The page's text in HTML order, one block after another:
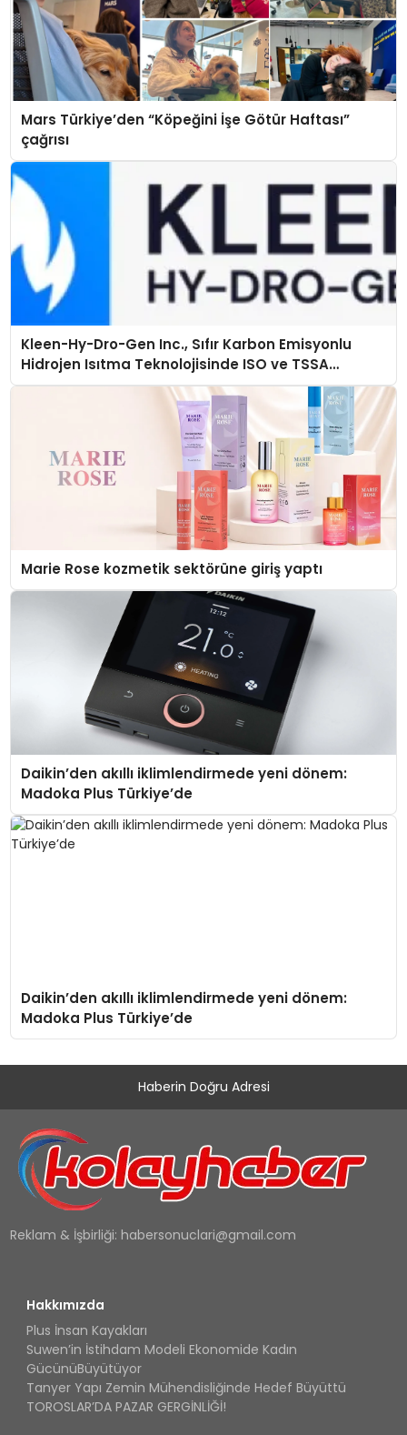
Mars Türkiye’den “Köpeğini İşe Götür Haftası”
çağrısı
Kleen-Hy-Dro-Gen Inc., Sıfır Karbon Emisyonlu
Hidrojen Isıtma Teknolojisinde ISO ve TSSA
Düzenleyici Onaylarını Aldı
Marie Rose kozmetik sektörüne giriş yaptı
Daikin’den akıllı iklimlendirmede yeni dönem:
Madoka Plus Türkiye’de
Daikin’den akıllı iklimlendirmede yeni dönem:
Madoka Plus Türkiye’de
Haberin Doğru Adresi
Reklam & İşbirliği: habersonuclari@gmail.com
Hakkımızda
Plus İnsan Kayakları
Suwen’in İstihdam Modeli Ekonomide Kadın
GücünüBüyütüyor
Tanyer Yapı Zemin Mühendisliğinde Hedef Büyüttü
TOROSLAR’DA PAZAR GERGİNLİĞİ!